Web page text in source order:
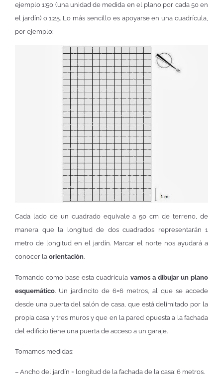
ejemplo 1:50 (una unidad de medida en el plano por cada 50 en
el jardín) o 1:25. Lo más sencillo es apoyarse en una cuadrícula,
por ejemplo:
Cada lado de un cuadrado equivale a 50 cm de terreno, de
manera que la longitud de dos cuadrados representarán 1
metro de longitud en el jardín. Marcar el norte nos ayudará a
conocer la orientación.
Tomando como base esta cuadrícula vamos a dibujar un plano
esquemático. Un jardincito de 6×6 metros, al que se accede
desde una puerta del salón de casa, que está delimitado por la
propia casa y tres muros y que en la pared opuesta a la fachada
del edificio tiene una puerta de acceso a un garaje.
Tomamos medidas:
– Ancho del jardín = longitud de la fachada de la casa: 6 metros.